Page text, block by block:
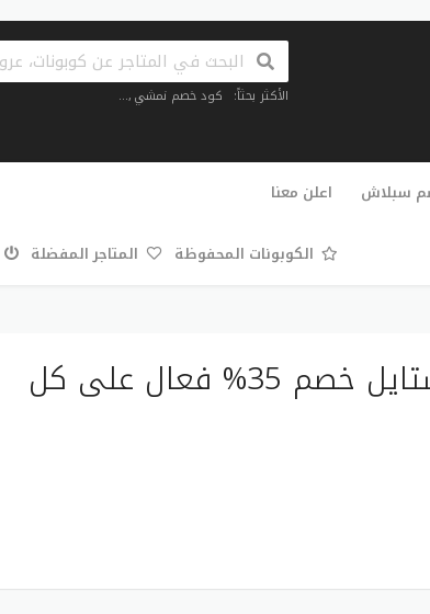
الأكثر بحثاً: كود خصم نمشي,...
تخطي
سبلاش اعلن معنا
الكوبونات المحفوظة المتاجر المفضلة
أحدث كود خصم توب ستايل خصم 35% فعال على كل